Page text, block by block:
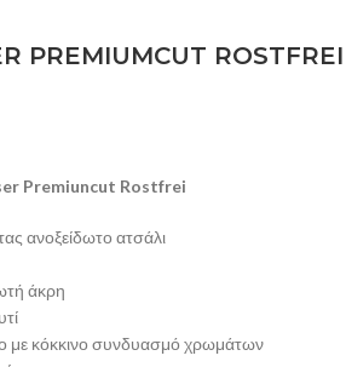
PREMIUMCUT ROSTFREI
Premiuncut Rostfrei
ανοξείδωτο ατσάλι
άκρη
με κόκκινο συνδυασμό χρωμάτων